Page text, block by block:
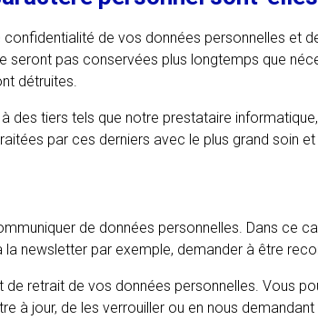
de vos données personnelles et
seront pas conservées plus longtemps que
détruites.
des tiers tels que notre prestataire
par ces derniers avec le plus grand soin
de données personnelles. Dans ce
newsletter par exemple, demander à être
retrait de vos données personnelles. Vous
à jour, de les verrouiller ou en nous